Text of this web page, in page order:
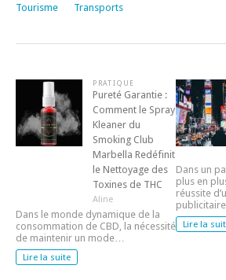
Tourisme
Transports
PRATIQUE
Pureté Garantie :
Comment le Spray
Kleaner du
Smoking Club
Marbella Redéfinit
le Nettoyage des
Toxines de THC
Aline
Dans le monde dynamique de la
consommation de CBD, la nécessité
de maintenir un mode…
Lire la suite
Dans un
plus en
réussite
Lire la